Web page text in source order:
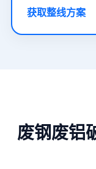
获取整线方案
废钢废铝